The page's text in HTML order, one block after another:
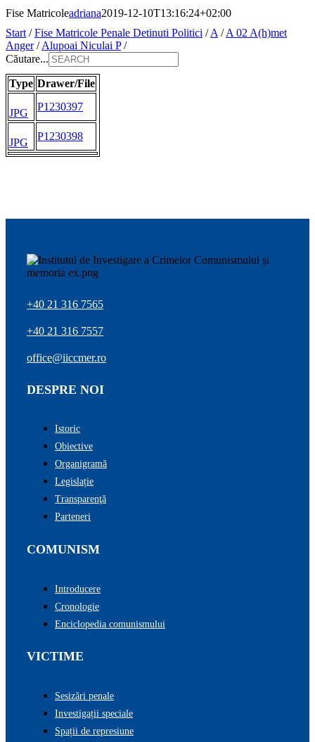
Fise Matricoleadriana2019-12-10T13:16:24+02:00
Start /Fise Matricole Penale Detinuti Politici /A /A 02 A(h)met
Anger/Alupoai Niculai P/
Căutare...
Type Drawer/File
JPG
P1230397
JPG
P1230398
+40 21 316 7565
+40 21 316 7557
office@iiccmer.ro
DESPRE NOI
Istoric
Obiective
Organigramă
Legislație
Transparenţă
Parteneri
COMUNISM
Introducere
Cronologie
Enciclopedia comunismului
VICTIME
Sesizări penale
Investigații speciale
Spații de represiune